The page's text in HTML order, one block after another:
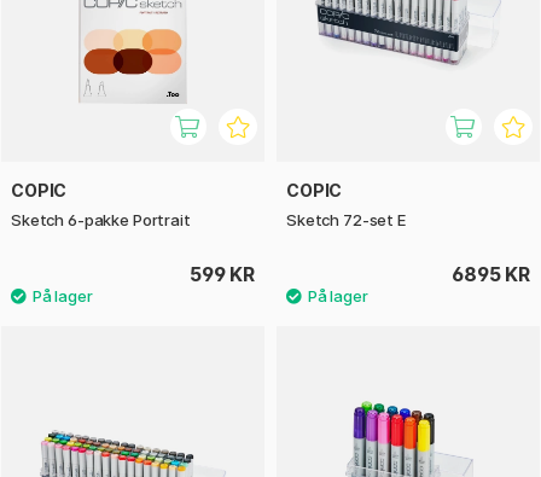
COPIC
Sketch 6-pakke Portrait
599 KR
COPIC
Sketch 72-set E
6895 KR